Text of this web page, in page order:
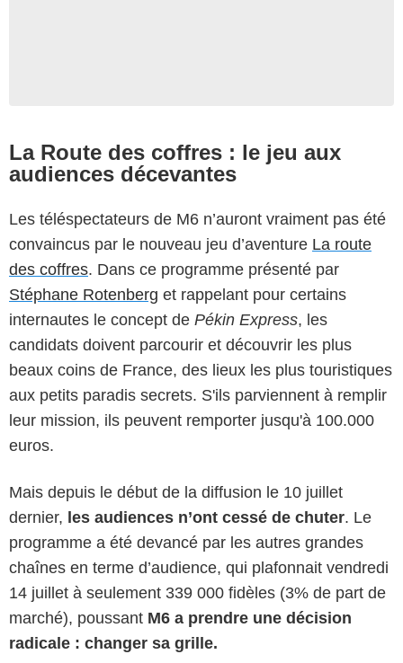
La Route des coffres : le jeu aux
audiences décevantes
Les téléspectateurs de M6 n’auront vraiment pas été
convaincus par le nouveau jeu d’aventure La route
des coffres. Dans ce programme présenté par
Stéphane Rotenberg et rappelant pour certains
internautes le concept de Pékin Express, les
candidats doivent parcourir et découvrir les plus
beaux coins de France, des lieux les plus touristiques
aux petits paradis secrets. S'ils parviennent à remplir
leur mission, ils peuvent remporter jusqu'à 100.000
euros.
Mais depuis le début de la diffusion le 10 juillet
dernier, les audiences n’ont cessé de chuter. Le
programme a été devancé par les autres grandes
chaînes en terme d’audience, qui plafonnait vendredi
14 juillet à seulement 339 000 fidèles (3% de part de
marché), poussant M6 a prendre une décision
radicale : changer sa grille.